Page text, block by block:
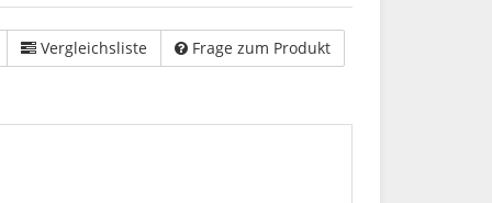
Vergleichsliste Frage zum Produkt